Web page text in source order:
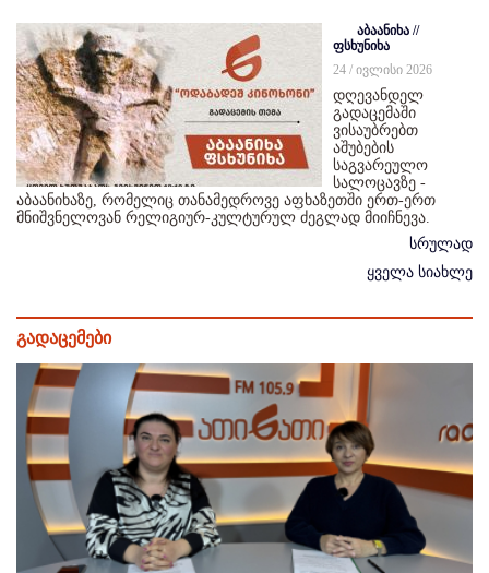
აბაანიხა //
ფსხუნიხა
24 / ივლისი 2026
დღევანდელ
გადაცემაში
ვისაუბრებთ
აშუბების
საგვარეულო
სალოცავზე -
აბაანიხაზე, რომელიც თანამედროვე აფხაზეთში ერთ-ერთ
მნიშვნელოვან რელიგიურ-კულტურულ ძეგლად მიიჩნევა.
სრულად
ყველა სიახლე
გადაცემები